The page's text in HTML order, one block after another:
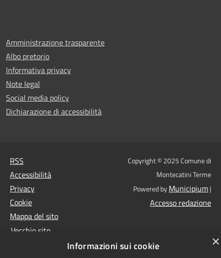
Amministrazione trasparente
Albo pretorio
Informativa privacy
Note legal
Social media policy
Dichiarazione di accessibilità
RSS
Accessibilità
Privacy
Cookie
Mappa del sito
Vecchio sito
Copyright © 2025 Comune di
Montecatini Terme
Powered byMunicipium|
Accesso redazione
×
Informazioni sui cookie